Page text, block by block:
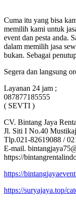
Cuma itu yang bisa
memilih kami untuk
event dan pesta anda.
dalam memilih jasa
bukan. Sebagai
Segera dan langsung
Layanan 24 jam ;
087877185555
( SEVTI )
CV. Bintang Jaya
Jl. Siti I No.40
Tlp.021-82619088 /
E-mail.
https://
https://
https://suryajaya.top/